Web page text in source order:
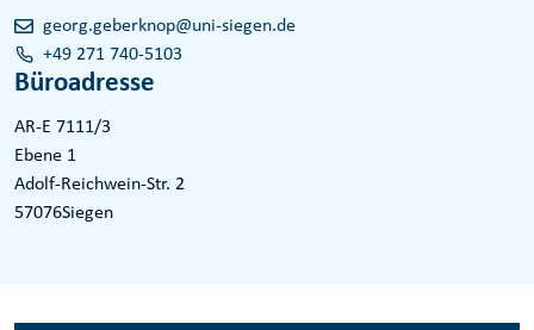
georg.geberknop@uni-siegen.de
+49 271 740-5103
Büroadresse
AR-E 7111/3
Ebene 1
Adolf-Reichwein-Str. 2
57076Siegen